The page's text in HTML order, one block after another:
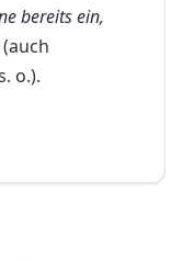
bereits ein,
(auch
o.).